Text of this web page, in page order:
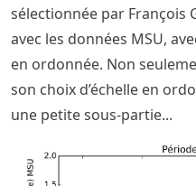
sélectionnée par François
avec les données MSU,
en ordonnée. Non
son choix d’échelle en
une petite sous-partie...